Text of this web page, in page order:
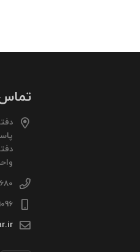
تماس
66348680 -
APP